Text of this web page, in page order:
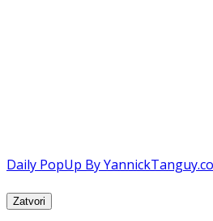
Daily PopUp By